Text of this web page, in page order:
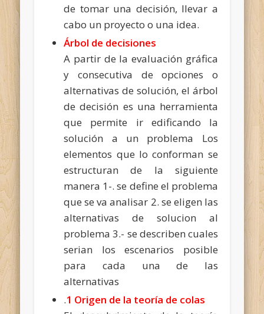
de tomar una decisión, llevar a
cabo un proyecto o una idea.
Árbol de decisiones
A partir de la evaluación gráfica
y consecutiva de opciones o
alternativas de solución, el árbol
de decisión es una herramienta
que permite ir edificando la
solución a un problema Los
elementos que lo conforman se
estructuran de la siguiente
manera 1-. se define el problema
que se va analisar 2. se eligen las
alternativas de solucion al
problema 3.- se describen cuales
serian los escenarios posible
para cada una de las
alternativas
.1 Origen de la teoría de colas